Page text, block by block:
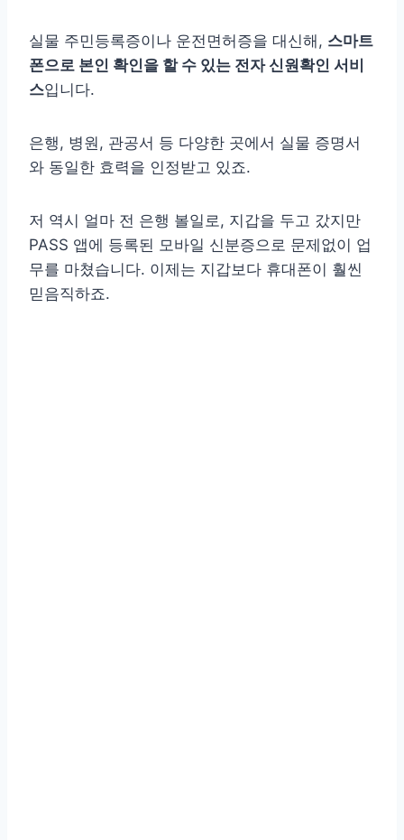
실물 주민등록증이나 운전면허증을 대신해, 스마트
폰으로 본인 확인을 할 수 있는 전자 신원확인 서비
스입니다.
은행, 병원, 관공서 등 다양한 곳에서 실물 증명서
와 동일한 효력을 인정받고 있죠.
저 역시 얼마 전 은행 볼일로, 지갑을 두고 갔지만
PASS 앱에 등록된 모바일 신분증으로 문제없이 업
무를 마쳤습니다. 이제는 지갑보다 휴대폰이 훨씬
믿음직하죠.